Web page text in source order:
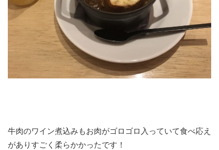
牛肉のワイン煮込みもお肉がゴロゴロ入っていて食べ応え
がありすごく柔らかかったです！